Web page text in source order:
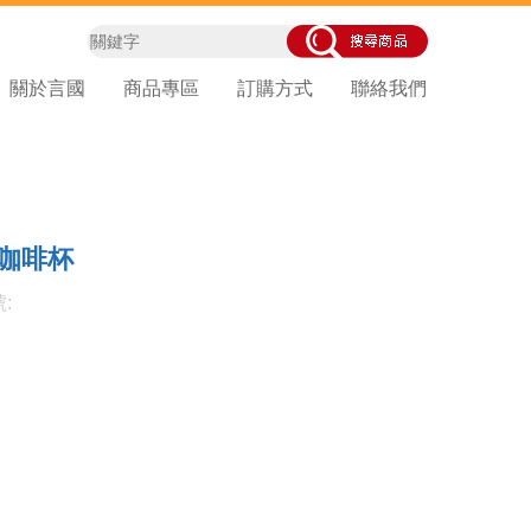
關於言國 商品專區 訂購方式 聯絡我們
啡杯
: